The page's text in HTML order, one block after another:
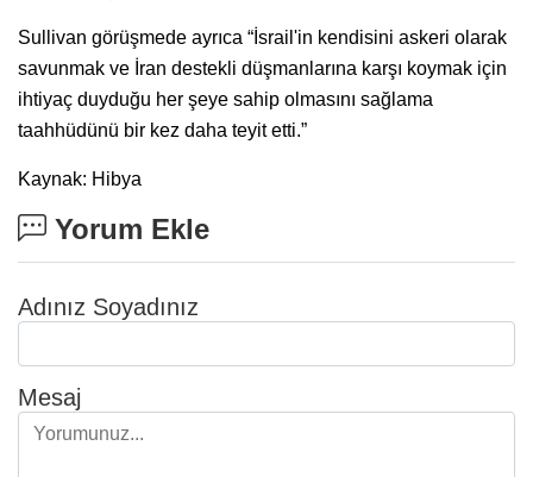
Sullivan görüşmede ayrıca “İsrail'in kendisini askeri olarak
savunmak ve İran destekli düşmanlarına karşı koymak için
ihtiyaç duyduğu her şeye sahip olmasını sağlama
taahhüdünü bir kez daha teyit etti.”
Kaynak: Hibya
Yorum Ekle
Adınız Soyadınız
Mesaj